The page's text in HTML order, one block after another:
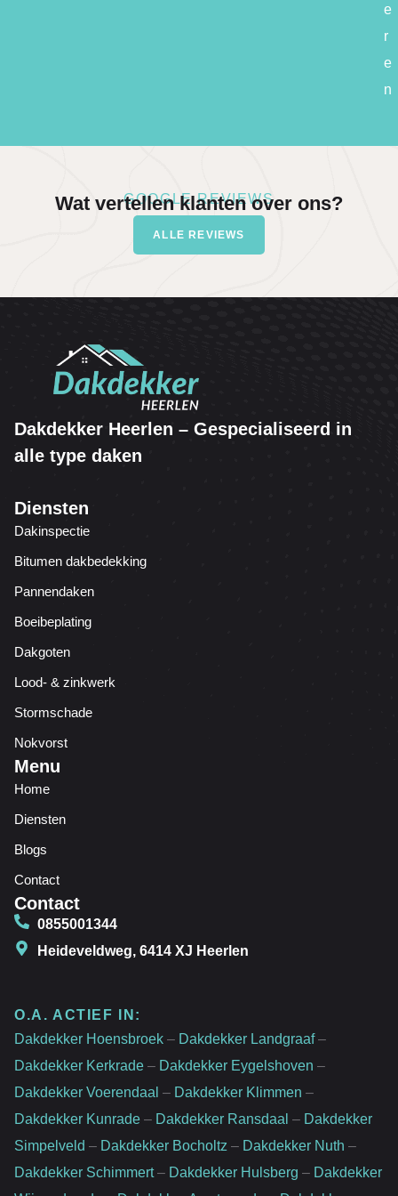
e
r
e
n
GOOGLE REVIEWS
Wat vertellen klanten over ons?
ALLE REVIEWS
Dakdekker Heerlen – Gespecialiseerd in
alle type daken
Diensten
Dakinspectie
Bitumen dakbedekking
Pannendaken
Boeibeplating
Dakgoten
Lood- & zinkwerk
Stormschade
Nokvorst
Menu
Home
Diensten
Blogs
Contact
Contact
0855001344
Heideveldweg, 6414 XJ Heerlen
O.A. ACTIEF IN:
Dakdekker Hoensbroek – Dakdekker Landgraaf–
Dakdekker Kerkrade – Dakdekker Eygelshoven –
Dakdekker Voerendaal – Dakdekker Klimmen –
Dakdekker Kunrade – Dakdekker Ransdaal – Dakdekker
Simpelveld – Dakdekker Bocholtz – Dakdekker Nuth –
Dakdekker Schimmert– Dakdekker Hulsberg – Dakdekker